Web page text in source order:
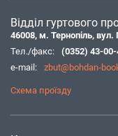
Відділ гуртового
46008, м. Тернопіль, вул.
Тел./факс:
(0352) 43-00-
e-mail:
zbut@bohdan-
Схема проїзду